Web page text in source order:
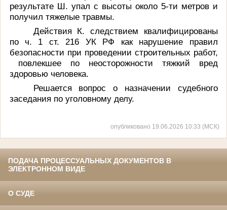
результате Ш. упал с высоты около 5-ти метров и
получил тяжелые травмы.
Действия К. следствием квалифицированы
по ч. 1 ст. 216 УК РФ как нарушение правил
безопасности при проведении строительных работ,
повлекшее по неосторожности тяжкий вред
здоровью человека.
Решается вопрос о назначении судебного
заседания по уголовному делу.
опубликовано 19.06.2026 10:33 (МСК)
ПОДАЧА ПРОЦЕССУАЛЬНЫХ ДОКУМЕНТОВ В
ЭЛЕКТРОННОМ ВИДЕ
О СУДЕ